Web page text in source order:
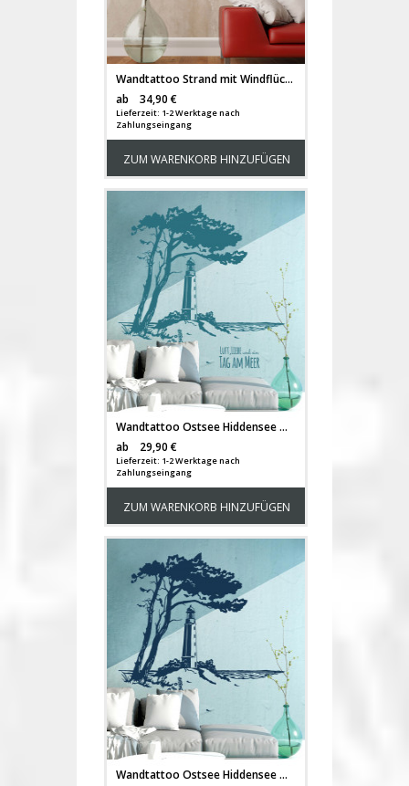
Wandtattoo Strand mit Windflüchter Landschaft am Meer M1483
ab
34,90 €
Lieferzeit: 1-2 Werktage nach
Zahlungseingang
ZUM WARENKORB HINZUFÜGEN
Wandtattoo Ostsee Hiddensee mit Leuchtturm und Spruch M1930
ab
29,90 €
Lieferzeit: 1-2 Werktage nach
Zahlungseingang
ZUM WARENKORB HINZUFÜGEN
Wandtattoo Ostsee Hiddensee mit Leuchtturm M1929